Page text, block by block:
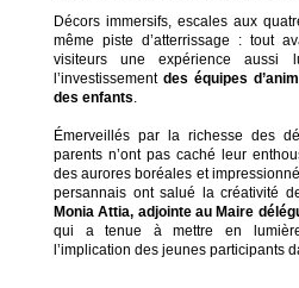
Décors immersifs, escales aux
même piste d’atterrissage : tout
visiteurs une expérience aussi
l’investissement des équipes
des enfants.
Émerveillés par la richesse des
parents n’ont pas caché leur
des aurores boréales et
persannais ont salué la créativité
Monia Attia, adjointe au Maire
qui a tenue à mettre en lumière
l’implication des jeunes participants